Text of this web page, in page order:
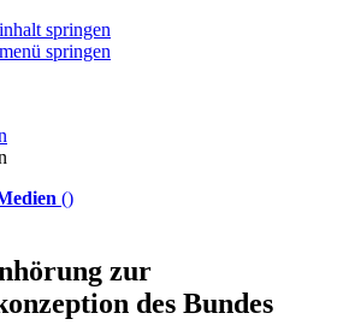
springen
springen
()
zur
des Bundes